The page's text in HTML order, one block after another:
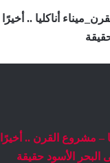
أناكليا ..
– مشروع القرن ..
البحر الأسود حقيقة